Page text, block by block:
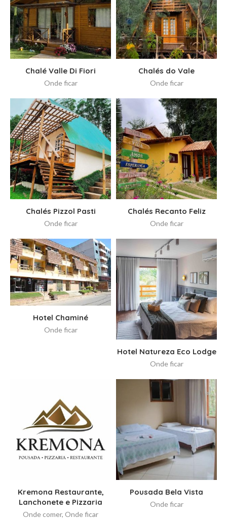
Chalé Valle Di Fiori
Onde ficar
Chalés do Vale
Onde ficar
Chalés Pizzol Pasti
Onde ficar
Chalés Recanto Feliz
Onde ficar
Hotel Chaminé
Onde ficar
Hotel Natureza Eco Lodge
Onde ficar
Kremona Restaurante,
Lanchonete e Pizzaria
Onde comer, Onde ficar
Pousada Bela Vista
Onde ficar